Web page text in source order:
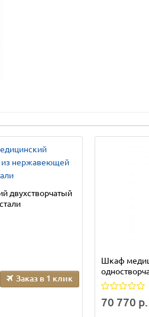
двухстворчатый
Заказ в 1 клик
Шкаф
70 770 р.